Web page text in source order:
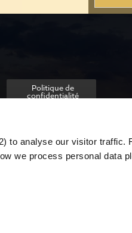
to analyse our visitor traffic.
we process personal data
Politique de
confidentialité